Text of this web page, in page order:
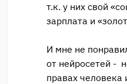
т.к. у них свой
зарплата и
И мне не
от нейросетей -
правах человека